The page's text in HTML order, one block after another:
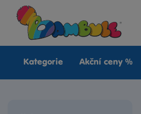
Kategorie Akční ceny %